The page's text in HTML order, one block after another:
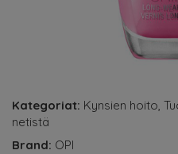
Kategoriat: Kynsien hoito,
netistä
Brand: OPI